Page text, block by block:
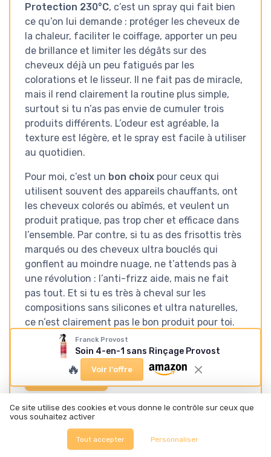
Protection 230°C, c’est un spray qui fait bien
ce qu’on lui demande : protéger les cheveux de
la chaleur, faciliter le coiffage, apporter un peu
de brillance et limiter les dégâts sur des
cheveux déjà un peu fatigués par les
colorations et le lisseur. Il ne fait pas de miracle,
mais il rend clairement la routine plus simple,
surtout si tu n’as pas envie de cumuler trois
produits différents. L’odeur est agréable, la
texture est légère, et le spray est facile à utiliser
au quotidien.
Pour moi, c’est un bon choix pour ceux qui
utilisent souvent des appareils chauffants, ont
les cheveux colorés ou abîmés, et veulent un
produit pratique, pas trop cher et efficace dans
l’ensemble. Par contre, si tu as des frisottis très
marqués ou des cheveux ultra bouclés qui
gonflent au moindre nuage, ne t’attends pas à
une révolution : l’anti-frizz aide, mais ne fait
pas tout. Et si tu es très à cheval sur les
compositions sans silicones et ultra naturelles,
ce n’est clairement pas le bon produit pour toi.
Voir l'offre
SOUS-NOTES
RAPPORT QUALITÉ-PRIX :
EST-CE QUE ÇA VAUT LE
UTILISATION AU QUOTIDIEN
Franck Provost
Soin 4-en-1 sans Rinçage Provost
🔥 Voir l'offre
Ce site utilise des cookies et vous donne le contrôle sur ceux que
vous souhaitez activer
Tout accepter Personnaliser